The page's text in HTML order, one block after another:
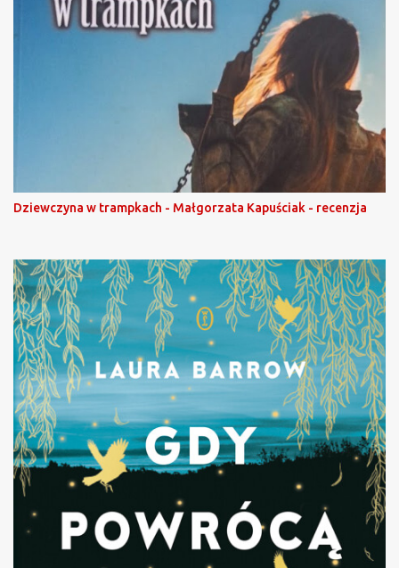
Dziewczyna w trampkach - Małgorzata Kapuściak - recenzja